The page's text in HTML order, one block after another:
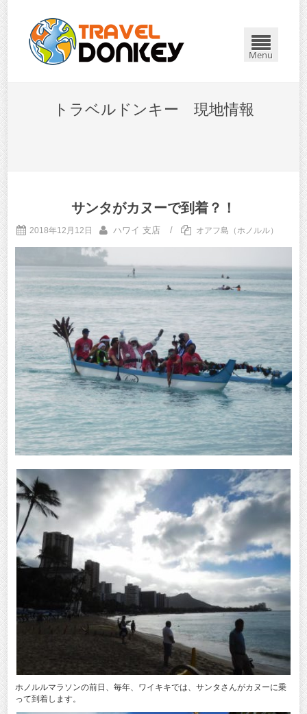
Menu
トラベルドンキー 現地情報
サンタがカヌーで到着？！
2018年12月12日 ハワイ 支店 / オアフ島（ホノルル）
ホノルルマラソンの前日、毎年、ワイキキでは、サンタさんがカヌーに乗
って到着します。